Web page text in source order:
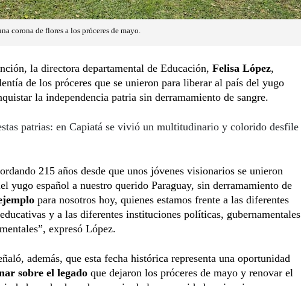
corona de flores a los próceres de mayo.
la directora departamental de Educación, Felisa López,
de los próceres que se unieron para liberar al país del yugo
la independencia patria sin derramamiento de sangre.
patrias: en Capiatá se vivió un multitudinario y colorido desfile
215 años desde que unos jóvenes visionarios se unieron
yugo español a nuestro querido Paraguay, sin derramamiento de
para nosotros hoy, quienes estamos frente a las diferentes
y a las diferentes instituciones políticas, gubernamentales
expresó López.
además, que esta fecha histórica representa una oportunidad
sobre el legado que dejaron los próceres de mayo y renovar el